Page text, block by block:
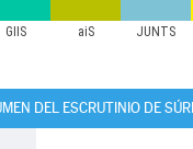
GIIS aiS JUNTS
DEL ESCRUTINIO DE